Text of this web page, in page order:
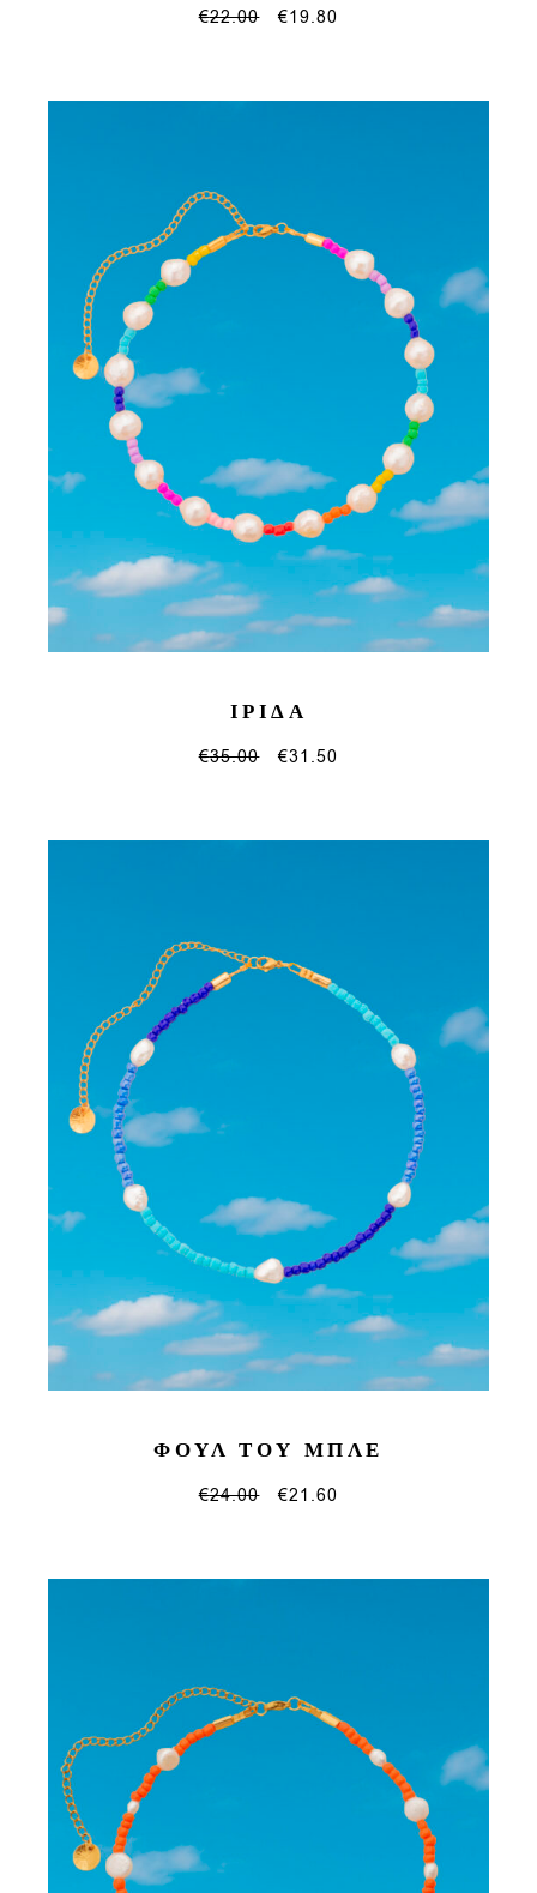
€22.00 €19.80
ΙΡΙΔΑ
€35.00 €31.50
ΦΟΥΛ ΤΟΥ ΜΠΛΕ
€24.00 €21.60